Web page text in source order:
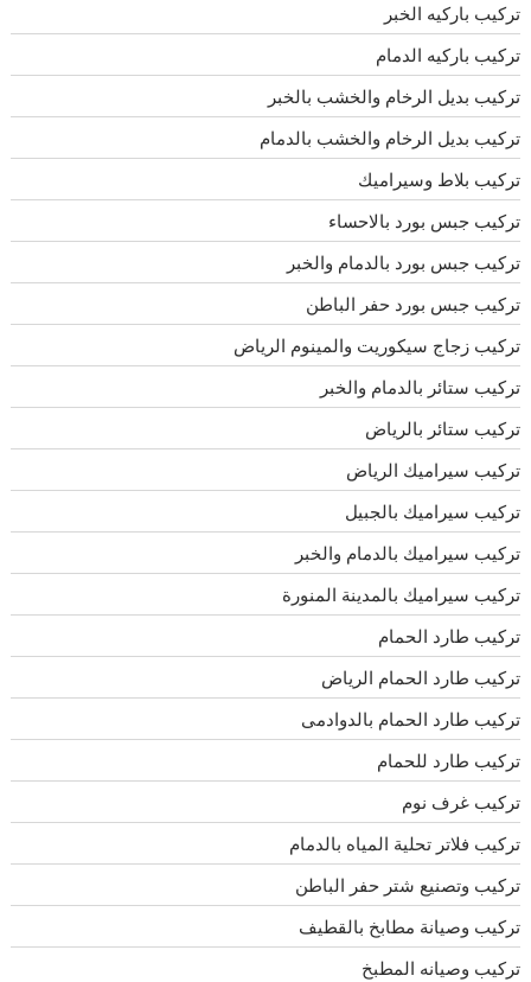
تركيب باركيه الخبر
تركيب باركيه الدمام
تركيب بديل الرخام والخشب بالخبر
تركيب بديل الرخام والخشب بالدمام
تركيب بلاط وسيراميك
تركيب جبس بورد بالاحساء
تركيب جبس بورد بالدمام والخبر
تركيب جبس بورد حفر الباطن
تركيب زجاج سيكوريت والمينوم الرياض
تركيب ستائر بالدمام والخبر
تركيب ستائر بالرياض
تركيب سيراميك الرياض
تركيب سيراميك بالجبيل
تركيب سيراميك بالدمام والخبر
تركيب سيراميك بالمدينة المنورة
تركيب طارد الحمام
تركيب طارد الحمام الرياض
تركيب طارد الحمام بالدوادمى
تركيب طارد للحمام
تركيب غرف نوم
تركيب فلاتر تحلية المياه بالدمام
تركيب وتصنيع شتر حفر الباطن
تركيب وصيانة مطابخ بالقطيف
تركيب وصيانه المطبخ